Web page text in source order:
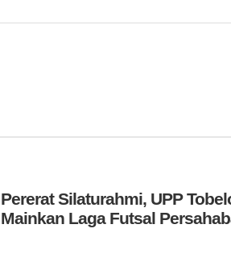
Pererat Silaturahmi, UPP
Mainkan Laga Futsal